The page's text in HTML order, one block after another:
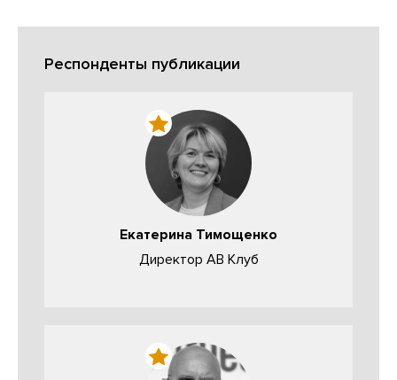
Респонденты публикации
Екатерина Тимощенко
Директор АВ Клуб